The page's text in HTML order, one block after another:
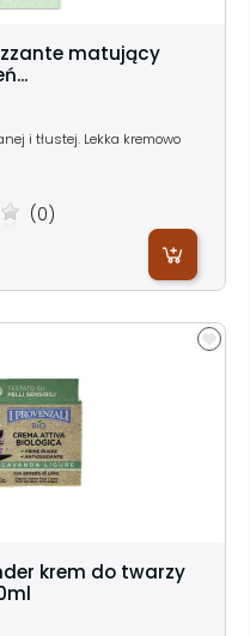
matujący
i tłustej. Lekka kremowo
(0)
krem do twarzy